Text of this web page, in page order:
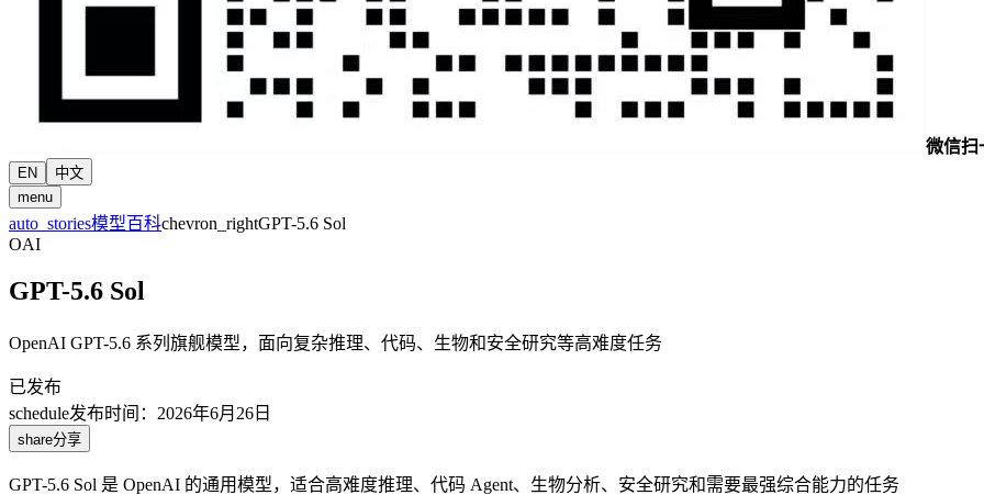
微信扫
EN
中文
menu
auto_stories模型百科chevron_rightGPT-5.6 Sol
OAI
GPT-5.6 Sol
OpenAI GPT-5.6 系列旗舰模型，面向复杂推理、代码、生物和安全研究等高难度任务
已发布
schedule发布时间 ： 2026年6月26日
share分享
GPT-5.6 Sol 是 OpenAI 的通用模型，适合高难度推理、代码 Agent、生物分析、安全研究和需要最强综合能力的任务